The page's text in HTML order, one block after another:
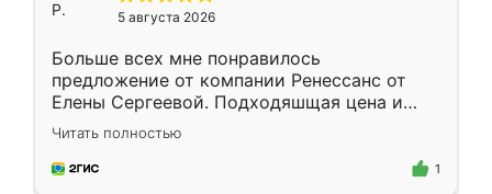
5 августа 2026
Больше всех мне понравилось
предложение от компании Ренессанс от
Елены Сергеевой. Подходяшщая цена и
короткие сроки изготовления. Приехавший
для замера сотрудник Владислав
предложил по моему эскизу самый
Читать полностью
1